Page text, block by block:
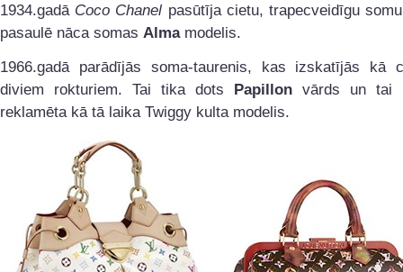
1934.gadā Coco Chanel pasūtīja cietu, trapecveidīgu
pasaulē nāca somas Almamodelis.
1966.gadā parādījās soma-taurenis, kas izskatījās kā
diviem rokturiem. Tai tika dots Papillon vārds un tai
reklamēta kā tā laika Twiggy kulta modelis.